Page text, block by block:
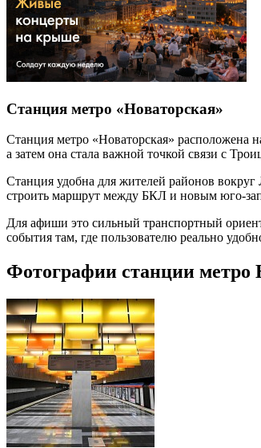
Станция метро «Новаторская»
Станция метро «Новаторская»
а затем она стала важной точкой связи с
Станция удобна для жителей районов
строить маршрут между БКЛ и новым юго-
Для афиши это сильный транспортный
события там, где пользователю реально
Фотографии станции метро